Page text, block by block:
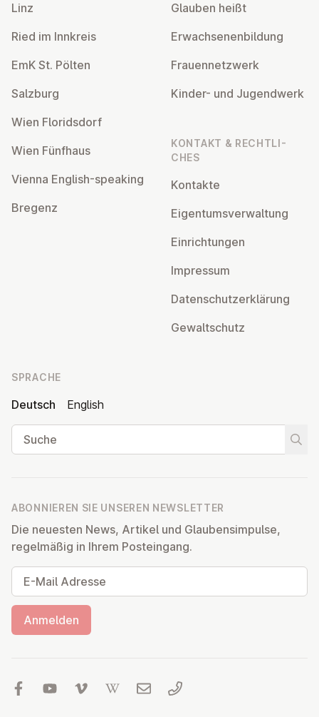
Linz
Ried im Innkreis
EmK St. Pölten
Salzburg
Wien Flo­rids­dorf
Wien Fünfhaus
Vienna English-speaking
Bregenz
Glauben heißt
Er­wach­se­nen­bil­dung
Frau­en­netz­werk
Kinder- und Ju­gend­werk
KONTAKT & RECHT­LI­
CHES
Kontakte
Ei­gen­tums­ver­wal­tung
Ein­rich­tun­gen
Impressum
Da­ten­schutz­er­klä­rung
Ge­walt­schutz
SPRACHE
Deutsch
English
Suche
ABONNIEREN SIE UNSEREN NEWSLETTER
Die neuesten News, Artikel und Glaubensimpulse,
regelmäßig in Ihrem Posteingang.
E-Mail Adresse
Anmelden